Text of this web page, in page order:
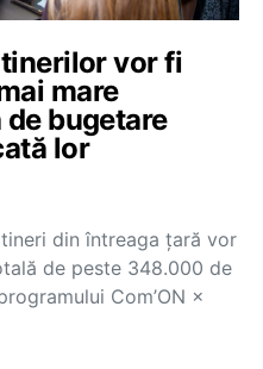
vor fi
mare
bugetare
lor
din întreaga țară vor
de peste 348.000 de
Com’ON ×